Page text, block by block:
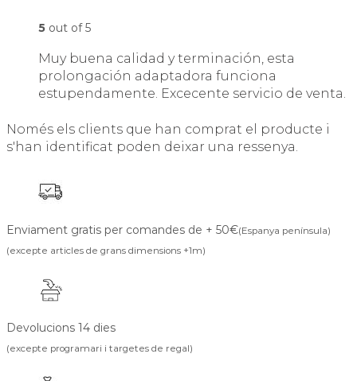
5 out of 5
Muy buena calidad y terminación, esta
prolongación adaptadora funciona
estupendamente. Excecente servicio de venta.
Només els clients que han comprat el producte i
s'han identificat poden deixar una ressenya.
Enviament gratis per comandes de + 50€(Espanya península)
(excepte articles de grans dimensions +1m)
Devolucions 14 dies
(excepte programari i targetes de regal)